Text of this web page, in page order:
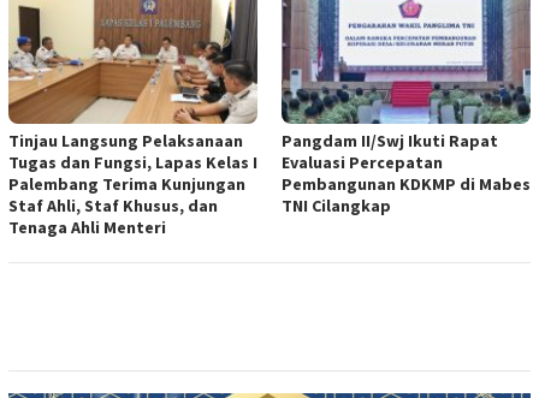
Tinjau Langsung Pelaksanaan
Tugas dan Fungsi, Lapas Kelas I
Palembang Terima Kunjungan
Staf Ahli, Staf Khusus, dan
Tenaga Ahli Menteri
Pangdam II/Swj Ikuti Rapat
Evaluasi Percepatan
Pembangunan KDKMP di Mabes
TNI Cilangkap